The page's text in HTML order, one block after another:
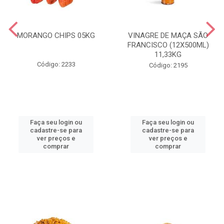
MORANGO CHIPS 05KG
Código: 2233
Faça seu login ou
cadastre-se para
ver preços e
comprar
VINAGRE DE MAÇA SÃO
FRANCISCO (12X500ML)
11,33KG
Código: 2195
Faça seu login ou
cadastre-se para
ver preços e
comprar